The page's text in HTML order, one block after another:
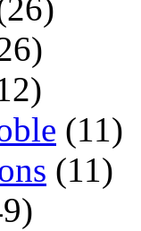
(11)
(11)